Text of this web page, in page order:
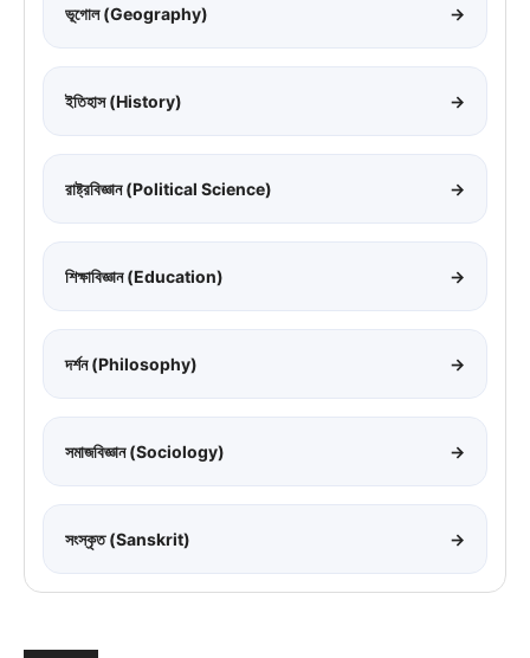
ভূগোল (Geography) →
ইতিহাস (History) →
রাষ্ট্রবিজ্ঞান (Political Science) →
শিক্ষাবিজ্ঞান (Education) →
দর্শন (Philosophy) →
সমাজবিজ্ঞান (Sociology) →
সংস্কৃত (Sanskrit) →